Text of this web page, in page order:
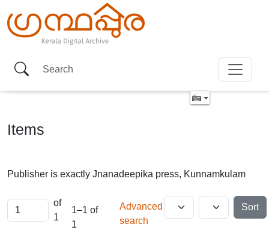
Items
Publisher is exactly Jnanadeepika press, Kunnamkulam
of
1
1–1 of
1
Advanced
search
Sort